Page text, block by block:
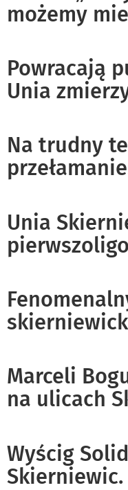
możemy
Powracają
Unia
Na trudny
Unia
Marceli
na ulicach
Wyścig
Skierniewic.